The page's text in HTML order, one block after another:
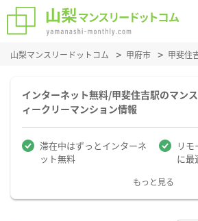
山梨マンスリードットコム 甲府市 甲斐住
インターネット無料/甲斐住吉駅のマン
ィークリーマンション情報
滞在中はずっとインターネ
ット無料
リ
に最
もっと見る